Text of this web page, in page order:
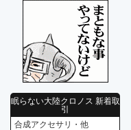
眠らない大陸クロノス 新着取
引
合成アクセサリ・他